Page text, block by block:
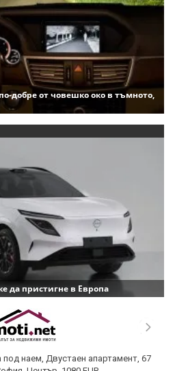
добре от човешко око в тъмното,
да пристигне в Европа
под наем, Двустаен апартамент, 67